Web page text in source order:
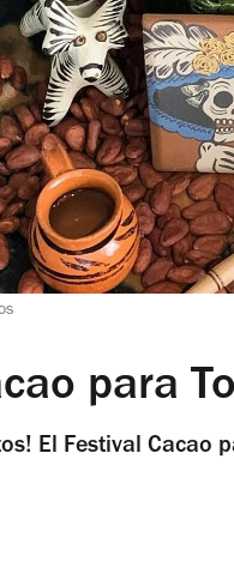
para
El Festival Cacao